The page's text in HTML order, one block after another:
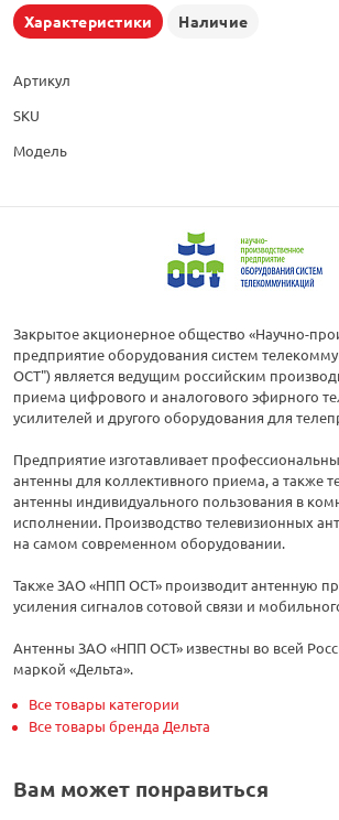
Характеристики Наличие
Артикул
SKU
Модель
Закрытое акционерное общество «Научно-
предприятие оборудования систем
ОСТ") является ведущим российским
приема цифрового и аналогового эфирного
усилителей и другого оборудования для
Предприятие изготавливает
антенны для коллективного приема, а также
антенны индивидуального пользования в
исполнении. Производство телевизионных
на самом современном оборудовании.
Также ЗАО «НПП ОСТ» производит антенную
усиления сигналов сотовой связи и
Антенны ЗАО «НПП ОСТ» известны во всей
маркой «Дельта».
Все товары категории
Все товары бренда Дельта
Вам может понравиться